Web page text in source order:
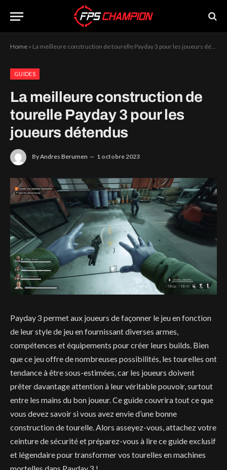
Home » La meilleure construction de tourelle Payday 3 pour les joueurs détendus
GUIDES
La meilleure construction de
tourelle Payday 3 pour les
joueurs détendus
ByAndres Berumen 1 octobre 2023
Payday 3 permet aux joueurs de façonner le jeu en fonction
de leur style de jeu en fournissant diverses armes,
compétences et équipements pour créer leurs builds. Bien
que ce jeu offre de nombreuses possibilités, les tourelles ont
tendance à être sous-estimées, car les joueurs doivent
prêter davantage attention à leur véritable pouvoir, surtout
entre les mains du bon joueur. Ce guide couvrira tout ce que
vous devez savoir si vous avez envie d’une bonne
construction de tourelle. Alors asseyez-vous, attachez votre
ceinture de sécurité et préparez-vous à lire ce guide exclusif
et légendaire pour transformer vos tourelles en machines
mortelles dans Payday 3 !